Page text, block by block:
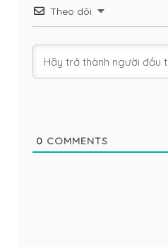
Theo dõi
0 COMMENTS